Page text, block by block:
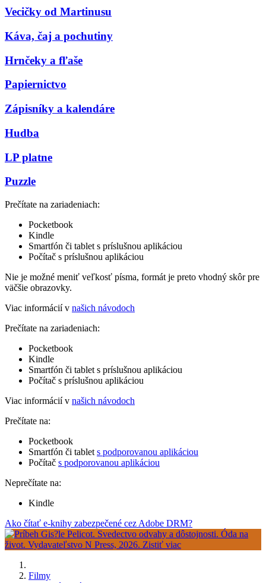
Vecičky od Martinusu
Káva, čaj a pochutiny
Hrnčeky a fľaše
Papiernictvo
Zápisníky a kalendáre
Hudba
LP platne
Puzzle
Prečítate na zariadeniach:
Pocketbook
Kindle
Smartfón či tablet s príslušnou aplikáciou
Počítač s príslušnou aplikáciou
Nie je možné meniť veľkosť písma, formát je preto vhodný skôr pre
väčšie obrazovky.
Viac informácií v našich návodoch
Prečítate na zariadeniach:
Pocketbook
Kindle
Smartfón či tablet s príslušnou aplikáciou
Počítač s príslušnou aplikáciou
Viac informácií v našich návodoch
Prečítate na:
Pocketbook
Smartfón či tablet s podporovanou aplikáciou
Počítač s podporovanou aplikáciou
Neprečítate na:
Kindle
Ako čítať e-knihy zabezpečené cez Adobe DRM?
Filmy